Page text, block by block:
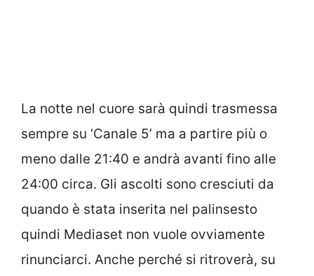
La notte nel cuore sarà quindi trasmessa
sempre su ‘Canale 5’ ma a partire più o
meno dalle 21:40 e andrà avanti fino alle
24:00 circa. Gli ascolti sono cresciuti da
quando è stata inserita nel palinsesto
quindi Mediaset non vuole ovviamente
rinunciarci. Anche perché si ritroverà, su